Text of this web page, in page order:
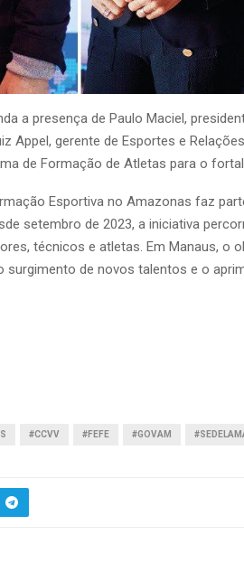
a presença de Paulo Maciel,
Appel, gerente de Esportes e
de Formação de Atletas para o
Esportiva no Amazonas faz
setembro de 2023, a iniciativa
técnicos e atletas. Em Manaus, o
surgimento de novos talentos e o
#CCVV #FEFE #GOVAM